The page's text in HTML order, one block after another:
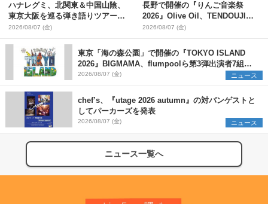
ハナレグミ、北関東＆中国山陰、
東京大阪を巡る弾き語りツアー10
月より開催決定
2026/08/07 (金)
長野で開催の『りんご音楽祭
2026』Olive Oil、TENDOUJIら
第11弾出演アーティスト（16組）
を発表
2026/08/07 (金)
東京「海の森公園」で開催の『TOKYO ISLAND
2026』BIGMAMA、flumpoolら第3弾出演者7組を
発表 ワークショップ・アート出展者を募集
2026/08/07 (金) ニュース
chef’s、『utage 2026 autumn』の対バンゲストと
してパーカーズを発表
2026/08/07 (金) ニュース
ニュース一覧へ